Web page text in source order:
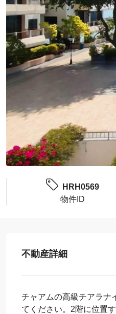
HRH0569
物件ID
不動産詳細
チャアムの高級チアラナ
てください。2階に位置